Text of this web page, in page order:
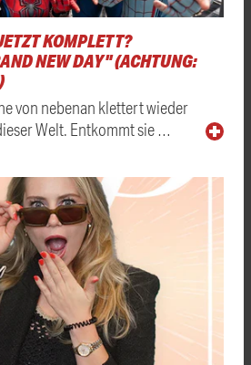
KOMPLETT?
NEW DAY" (ACHTUNG:
von nebenan klettert wieder
Welt. Entkommt sie …